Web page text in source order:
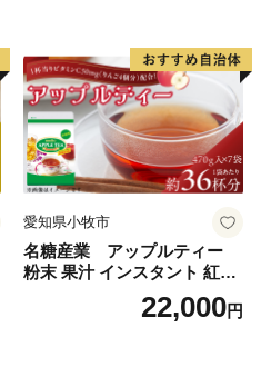
愛知県小牧市
名糖産業 アップルティー
粉末 果汁 インスタント 紅茶
ティー ビタミンC 袋 ロング
セラー 粉末飲料 粉末茶 簡単
22,000円